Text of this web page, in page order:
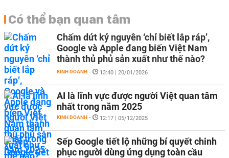
Có thể bạn quan tâm
Chấm dứt kỷ nguyên ‘chỉ biết lắp ráp’,
Google và Apple đang biến Việt Nam
thành thủ phủ sản xuất như thế nào?
KINH DOANH - 13:40 | 20/01/2026
AI là lĩnh vực được người Việt quan tâm
nhất trong năm 2025
KINH DOANH - 12:17 | 05/12/2025
Sếp Google tiết lộ những bí quyết chinh
phục người dùng ứng dụng toàn cầu